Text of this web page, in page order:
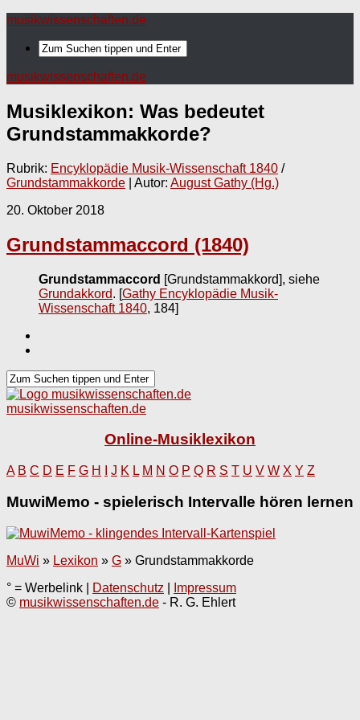
musikwissenschaften.de
musikwissenschaften.de
Musiklexikon: Was bedeutet
Grundstammakkorde?
Rubrik: Encyklopädie Musik-Wissenschaft 1840 /
Grundstammakkorde | Autor: August Gathy (Hg.)
20. Oktober 2018
Grundstammaccord (1840)
Grundstammaccord [Grundstammakkord], siehe
Grundakkord. [Gathy Encyklopädie Musik-
Wissenschaft 1840, 184]
musikwissenschaften.de
Online-Musiklexikon
A B C D E F G H J K L M N O P Q R S T U V W X Y Z
MuwiMemo - spielerisch Intervalle hören lernen
MuWi » Lexikon » G » Grundstammakkorde
° = Werbelink |
Datenschutz
Impressum
© musikwissenschaften.de - R. G. Ehlert